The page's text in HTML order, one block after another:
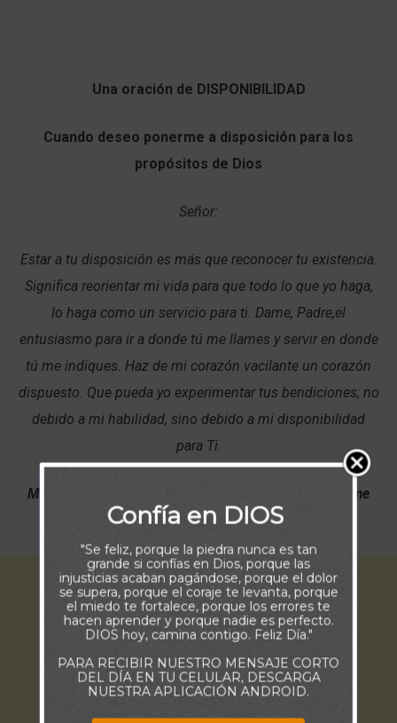
Una oración de DISPONIBILIDAD
Cuando deseo ponerme a disposición para los
propósitos de Dios
Señor:
Estar a tu disposición es más que reconocer tu existencia.
Significa reorientar mi vida para que todo lo que yo haga,
lo haga como un servicio para ti. Dame, Padre,el
entusiasmo para ir a donde tú me llames y servir en donde
tú me indiques. Haz de mi corazón vacilante un corazón
dispuesto. Que pueda yo experimentar tus bendiciones; no
debido a mi habilidad, sino debido a mi disponibilidad
para Ti.
Mis ovejas escuchan mi voz; yo las conozco, y ellas me
siguen. JUAN 10:27
Confía en DIOS
"Se feliz, porque la piedra nunca es tan
grande si confías en Dios, porque las
injusticias acaban pagándose, porque el dolor
se supera, porque el coraje te levanta, porque
el miedo te fortalece, porque los errores te
hacen aprender y porque nadie es perfecto.
DIOS hoy, camina contigo. Feliz Día."
PARA RECIBIR NUESTRO MENSAJE CORTO
DEL DÍA EN TU CELULAR, DESCARGA
NUESTRA APLICACIÓN ANDROID.